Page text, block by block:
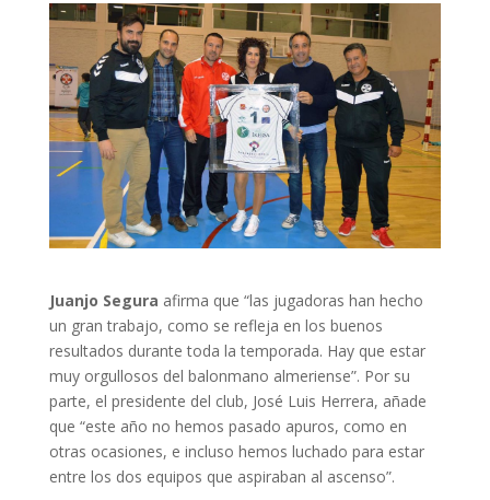
Juanjo Segura afirma que “las jugadoras han hecho
un gran trabajo, como se refleja en los buenos
resultados durante toda la temporada. Hay que estar
muy orgullosos del balonmano almeriense”. Por su
parte, el presidente del club, José Luis Herrera, añade
que “este año no hemos pasado apuros, como en
otras ocasiones, e incluso hemos luchado para estar
entre los dos equipos que aspiraban al ascenso”.